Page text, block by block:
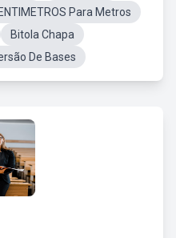
Para Metros
Bitola Chapa
De Bases